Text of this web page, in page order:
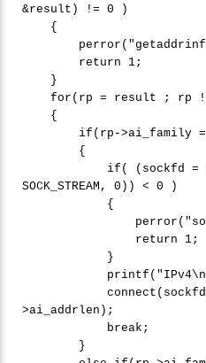
&result) != 0 )
{
return 1;
}
for(rp = result ; rp !=
{
if(rp->ai_family ==
{
if( (sockfd =
SOCK_STREAM, 0)) < 0 )
{
return 1;
}
connect(sockfd,
>ai_addrlen);
break;
}